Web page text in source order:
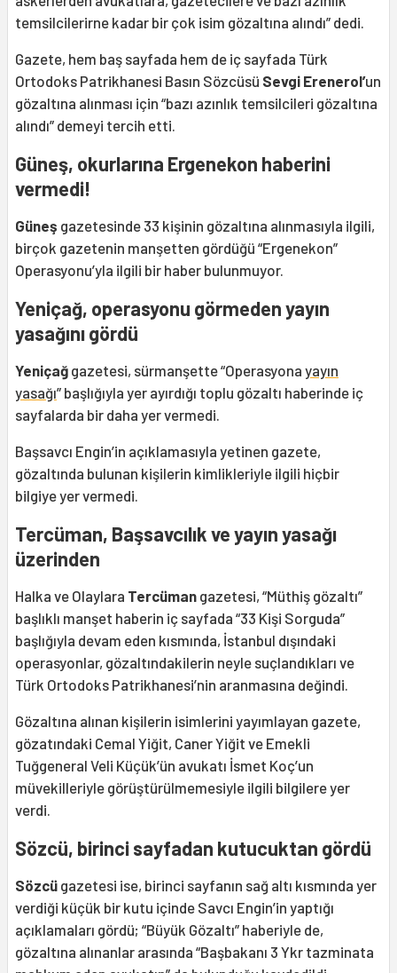
temsilcilerirne kadar bir çok isim gözaltına alındı” dedi.
Gazete, hem baş sayfada hem de iç sayfada Türk
Ortodoks Patrikhanesi Basın Sözcüsü Sevgi Erenerol’un
gözaltına alınması için “bazı azınlık temsilcileri gözaltına
alındı” demeyi tercih etti.
Güneş, okurlarına Ergenekon haberini
vermedi!
Güneş gazetesinde 33 kişinin gözaltına alınmasıyla ilgili,
birçok gazetenin manşetten gördüğü “Ergenekon”
Operasyonu’yla ilgili bir haber bulunmuyor.
Yeniçağ, operasyonu görmeden yayın
yasağını gördü
Yeniçağ gazetesi, sürmanşette “Operasyona yayın
yasağı” başlığıyla yer ayırdığı toplu gözaltı haberinde iç
sayfalarda bir daha yer vermedi.
Başsavcı Engin’in açıklamasıyla yetinen gazete,
gözaltında bulunan kişilerin kimlikleriyle ilgili hiçbir
bilgiye yer vermedi.
Tercüman, Başsavcılık ve yayın yasağı
üzerinden
Halka ve Olaylara Tercüman gazetesi, “Müthiş gözaltı”
başlıklı manşet haberin iç sayfada “33 Kişi Sorguda”
başlığıyla devam eden kısmında, İstanbul dışındaki
operasyonlar, gözaltındakilerin neyle suçlandıkları ve
Türk Ortodoks Patrikhanesi’nin aranmasına değindi.
Gözaltına alınan kişilerin isimlerini yayımlayan gazete,
gözatındaki Cemal Yiğit, Caner Yiğit ve Emekli
Tuğgeneral Veli Küçük’ün avukatı İsmet Koç’un
müvekilleriyle görüştürülmemesiyle ilgili bilgilere yer
verdi.
Sözcü, birinci sayfadan kutucuktan gördü
Sözcü gazetesi ise, birinci sayfanın sağ altı kısmında yer
verdiği küçük bir kutu içinde Savcı Engin’in yaptığı
açıklamaları gördü; “Büyük Gözaltı” haberiyle de,
gözaltına alınanlar arasında “Başbakanı 3 Ykr tazminata